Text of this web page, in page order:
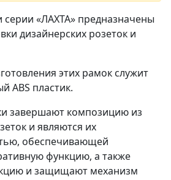
«ЛАХТА» предназначены
дизайнерских розеток и
этих рамок служит
ABS пластик.
завершают композицию из
и являются их
обеспечивающей
функцию, а также
и защищают механизм